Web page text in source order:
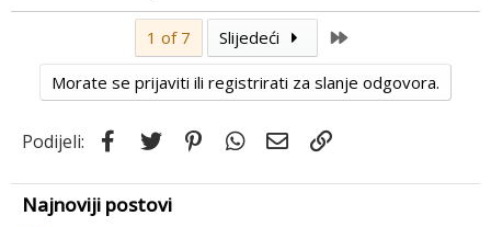
1 of 7 Slijedeći
Morate se prijaviti ili registrirati za slanje odgovora.
Podijeli: Facebook
Twitter PinterestWhatsApp
Email
Najnoviji postovi